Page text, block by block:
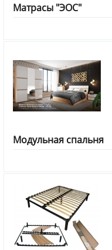
Матрасы "ЭОС"
Модульная спальня